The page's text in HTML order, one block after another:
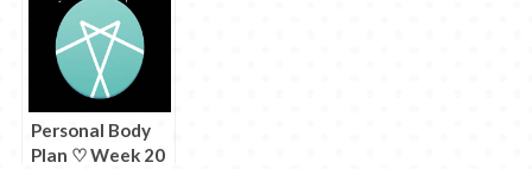
Personal Body
Plan ♡ Week 20